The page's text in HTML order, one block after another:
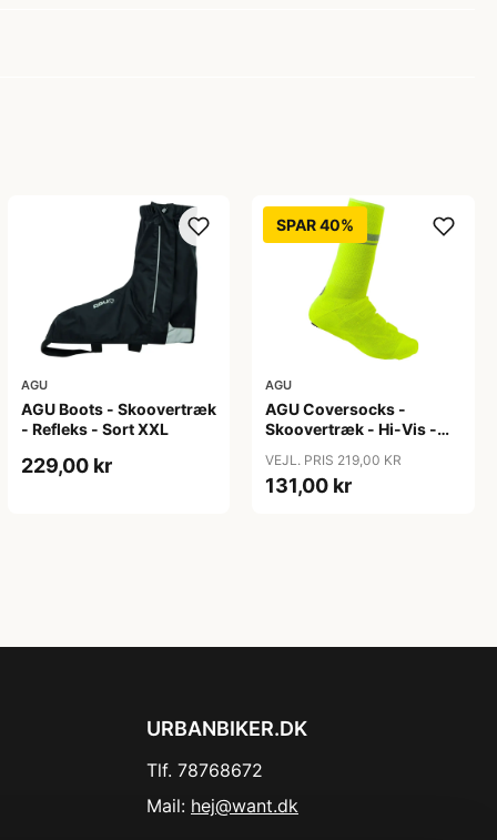
AGU
AGU Boots - Skoovertræk
- Refleks - Sort XXL
229,00 kr
SPAR 40%
AGU
AGU Coversocks -
Skoovertræk - Hi-Vis -
VEJL. PRIS 219,00 KR
131,00 kr
URBANBIKER.DK
Tlf. 78768672
Mail: hej@want.dk